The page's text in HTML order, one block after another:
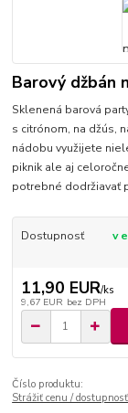
Barový džbán
Sklenená barová
s citrónom, na džús,
nádobu využijete
piknik ale aj
potrebné dodržiavať
Dostupnosť v
11,90 EUR/ks
9,67 EUR bez DPH
Číslo produktu:
Strážiť cenu / dostupnosť